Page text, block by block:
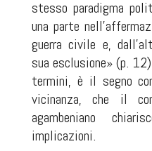
stesso paradigma
una parte
guerra civile e,
sua esclusione» (p.
termini, è il segno
vicinanza, che il
agambeniano
implicazioni.